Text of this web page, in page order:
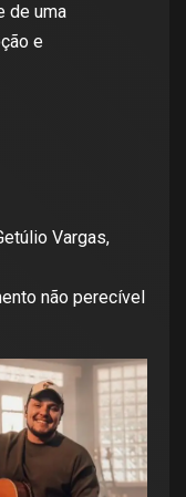
de uma
e
Vargas,
não perecível